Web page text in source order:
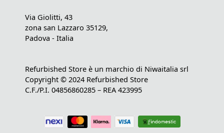
Via Giolitti, 43
zona san Lazzaro 35129,
Padova - Italia
Refurbished Store è un marchio di Niwaitalia srl
Copyright © 2024 Refurbished Store
C.F./P.I. 04856860285 – REA 423995